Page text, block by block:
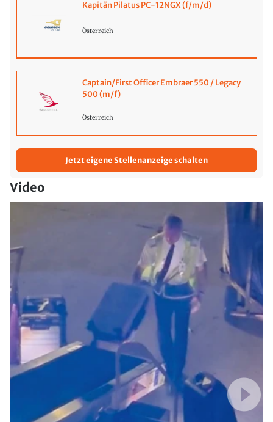
Kapitän Pilatus PC-12NGX (f/m/d)
Österreich
Captain/First Officer Embraer 550 / Legacy
500 (m/f)
Österreich
Jetzt eigene Stellenanzeige schalten
Video